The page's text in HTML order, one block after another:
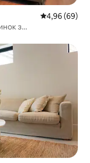
Середня
4,96 (69)
з